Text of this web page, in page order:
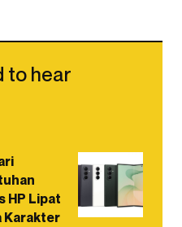
to hear
HP Lipat
Karakter